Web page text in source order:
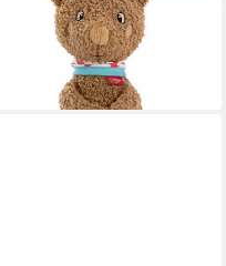
Kuscheltier FredErik, Bär
Hello little One
lieferbar - in 1-2 Werktagen bei dir